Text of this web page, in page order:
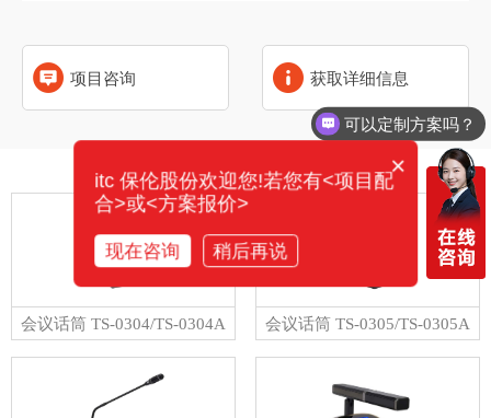
项目咨询 获取详细信息
相关产品
会议话筒 TS-0304/TS-0304A 会议话筒 TS-0305/TS-0305A
可以定制方案吗？
×
itc 保伦股份欢迎您!若您有<项目配
合>或<方案报价>
现在咨询 稍后再说